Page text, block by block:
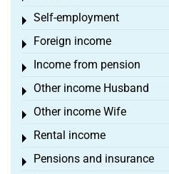
Self-employment
Toggle menu
Foreign income
Toggle menu
Income from pension
Toggle menu
Other income Husband
Toggle menu
Other income Wife
Toggle menu
Rental income
Toggle menu
Pensions and insurance
Toggle menu